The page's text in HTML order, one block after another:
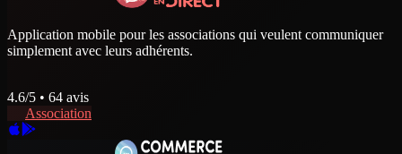
Application mobile pour les associations qui veulent communiquer
simplement avec leurs adhérents.
4.6/5 • 64 avis
Association